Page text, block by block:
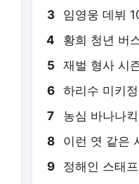
3 임영웅 데뷔
4 황희 청년 버
5 재벌 형사 시
6 하리수 미키
7 농심 바나나
8 이런 엿 같은
9 정해인 스태